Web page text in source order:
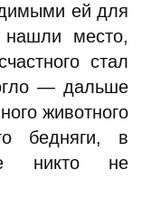
ей для
место,
стал
— дальше
животного
бедняги, в
никто не